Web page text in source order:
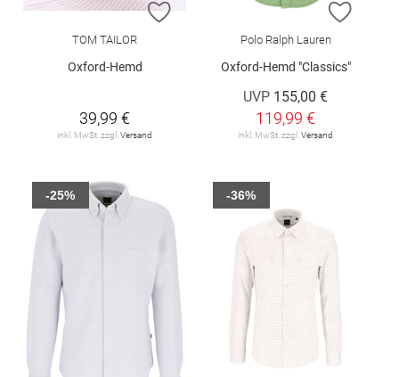
ZUR WUNSCHLISTE HINZUFÜGEN
TOM TAILOR
Oxford-Hemd
39,99 €
inkl. MwSt. zzgl. Versand
ZUR
Polo Ralph Lauren
Oxford-Hemd "Classics"
UVP 155,00 €
119,99 €
inkl. MwSt. zzgl. Versand
-25% -36%